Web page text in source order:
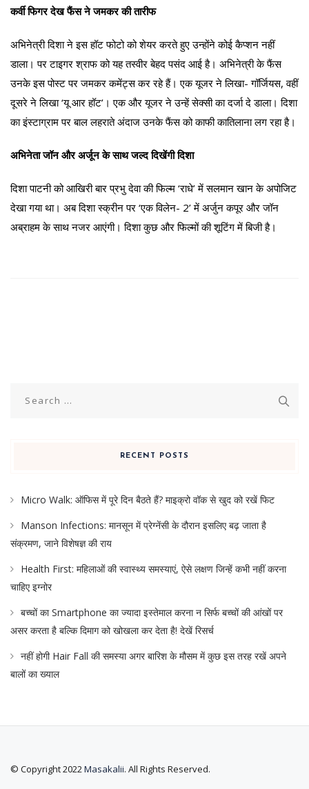
कर्वी फिगर देख फैंस ने जमकर की तारीफ
अभिनेत्री दिशा ने इस हॉट फोटो को शेयर करते हुए उन्होंने कोई कैप्शन नहीं
डाला। पर टाइगर श्राफ को यह तस्वीर बेहद पसंद आई है। अभिनेत्री के फैंस
उनके इस पोस्ट पर जमकर कमेंट्स कर रहे हैं। एक यूजर ने लिखा- गॉर्जियस, वहीं
दूसरे ने लिखा ‘यू आर हॉट’। एक और यूजर ने उन्हें सेक्सी का दर्जा दे डाला। दिशा
का इंस्टाग्राम पर बाल लहराते अंदाज उनके फैंस को काफी कातिलाना लग रहा है।
अभिनेता जॉन और अर्जून के साथ जल्द दिखेंगी दिशा
दिशा पाटनी को आखिरी बार प्रभु देवा की फिल्म ‘राधे’ में सलमान खान के अपोजिट
देखा गया था। अब दिशा स्क्रीन पर ‘एक विलेन- 2’ में अर्जुन कपूर और जॉन
अब्राहम के साथ नजर आएंगी। दिशा कुछ और फिल्मों की शूटिंग में बिजी है।
RECENT POSTS
Micro Walk: ऑफिस में पूरे दिन बैठते हैं? माइक्रो वॉक से खुद को रखें फिट
Manson Infections: मानसून में प्रेग्नेंसी के दौरान इसलिए बढ़ जाता है
संक्रमण, जाने विशेषज्ञ की राय
Health First: महिलाओं की स्वास्थ्य समस्याएं, ऐसे लक्षण जिन्हें कभी नहीं करना
चाहिए इग्नोर
बच्चों का Smartphone का ज्यादा इस्तेमाल करना न सिर्फ बच्चों की आंखों पर
असर करता है बल्कि दिमाग को खोखला कर देता है! देखें रिसर्च
नहीं होगी Hair Fall की समस्या अगर बारिश के मौसम में कुछ इस तरह रखें अपने
बालों का ख्याल
© Copyright 2022Masakalii. All Rights Reserved.